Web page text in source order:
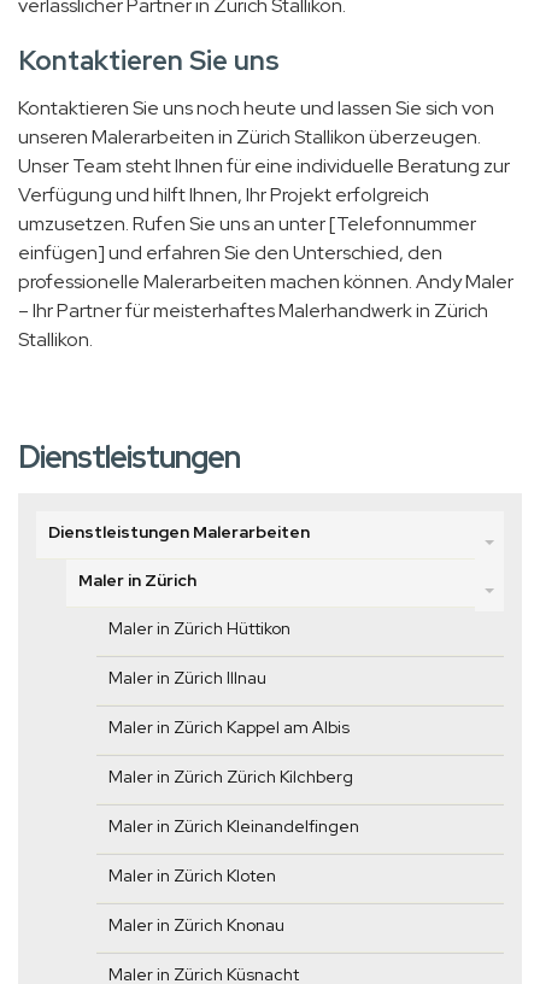
verlässlicher Partner in Zürich Stallikon.
Kontaktieren Sie uns
Kontaktieren Sie uns noch heute und lassen Sie sich von
unseren Malerarbeiten in Zürich Stallikon überzeugen.
Unser Team steht Ihnen für eine individuelle Beratung zur
Verfügung und hilft Ihnen, Ihr Projekt erfolgreich
umzusetzen. Rufen Sie uns an unter [Telefonnummer
einfügen] und erfahren Sie den Unterschied, den
professionelle Malerarbeiten machen können. Andy Maler
– Ihr Partner für meisterhaftes Malerhandwerk in Zürich
Stallikon.
Dienstleistungen
Dienstleistungen Malerarbeiten
Maler in Zürich
Maler in Zürich Hüttikon
Maler in Zürich Illnau
Maler in Zürich Kappel am Albis
Maler in Zürich Zürich Kilchberg
Maler in Zürich Kleinandelfingen
Maler in Zürich Kloten
Maler in Zürich Knonau
Maler in Zürich Küsnacht